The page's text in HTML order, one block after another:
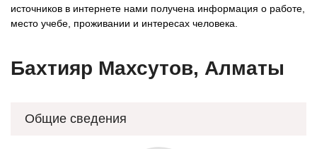
источников в интернете нами получена информация о работе,
место учебе, проживании и интересах человека.
Бахтияр Махсутов, Алматы
Общие сведения